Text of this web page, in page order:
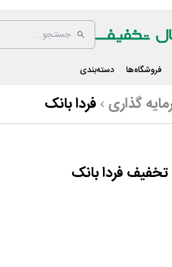
فروشگاه‌ها دسته‌بندی
گذاری فردا بانک
فردا بانک